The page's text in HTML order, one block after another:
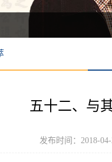
五十二、与
发布时间：2018-